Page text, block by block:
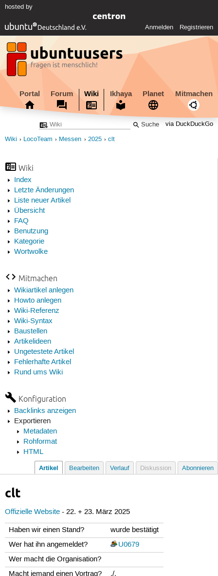
hosted by
Anmelden Registrieren
Portal Forum Wiki Ikhaya Planet Mitmachen
via DuckDuckGo
Wiki LocoTeam Messen 2025 clt
Wiki
Index
Letzte Änderungen
Liste neuer Artikel
Übersicht
FAQ
Benutzung
Kategorie
Wortwolke
Mitmachen
Wikiartikel anlegen
Howto anlegen
Wiki-Referenz
Wiki-Syntax
Baustellen
Artikelideen
Ungetestete Artikel
Fehlerhafte Artikel
Rund ums Wiki
Konfiguration
Backlinks anzeigen
Exportieren
Metadaten
Rohformat
HTML
Artikel Bearbeiten Verlauf Diskussion Abonnieren
clt
Offizielle Website- 22. + 23. März 2025
Haben wir einen Stand?
wurde bestätigt
Wer hat ihn angemeldet?
U0679
Wer macht die Organisation?
Macht jemand einen Vortrag?
./.